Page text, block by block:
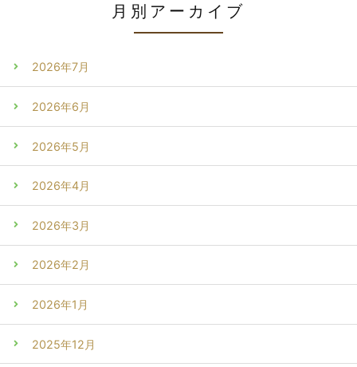
月別アーカイブ
2026年7月
2026年6月
2026年5月
2026年4月
2026年3月
2026年2月
2026年1月
2025年12月